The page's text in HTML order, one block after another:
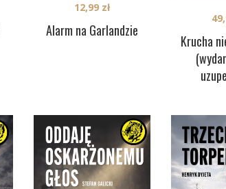
Alarm na Garlandzie
12,99 zł
Krucha